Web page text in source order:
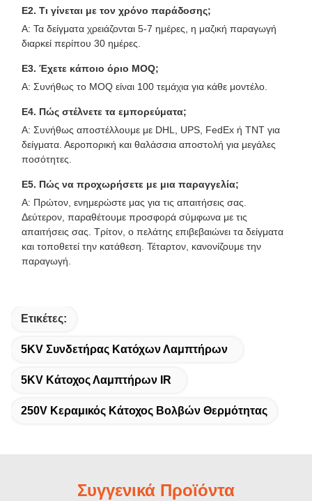
Ε2. Τι γίνεται με τον χρόνο παράδοσης;
Α: Τα δείγματα χρειάζονται 5-7 ημέρες, η μαζική παραγωγή
διαρκεί περίπου 30 ημέρες.
Ε3. Έχετε κάποιο όριο MOQ;
Α: Συνήθως το MOQ είναι 100 τεμάχια για κάθε μοντέλο.
Ε4. Πώς στέλνετε τα εμπορεύματα;
Α: Συνήθως αποστέλλουμε με DHL, UPS, FedEx ή TNT για
δείγματα. Αεροπορική και θαλάσσια αποστολή για μεγάλες
ποσότητες.
Ε5. Πώς να προχωρήσετε με μια παραγγελία;
Α: Πρώτον, ενημερώστε μας για τις απαιτήσεις σας.
Δεύτερον, παραθέτουμε προσφορά σύμφωνα με τις
απαιτήσεις σας. Τρίτον, ο πελάτης επιβεβαιώνει τα δείγματα
και τοποθετεί την κατάθεση. Τέταρτον, κανονίζουμε την
παραγωγή.
Ετικέτες:
5KV Συνδετήρας Κατόχων Λαμπτήρων
5KV Κάτοχος Λαμπτήρων IR
250V Κεραμικός Κάτοχος Βολβών Θερμότητας
Συγγενικά Προϊόντα